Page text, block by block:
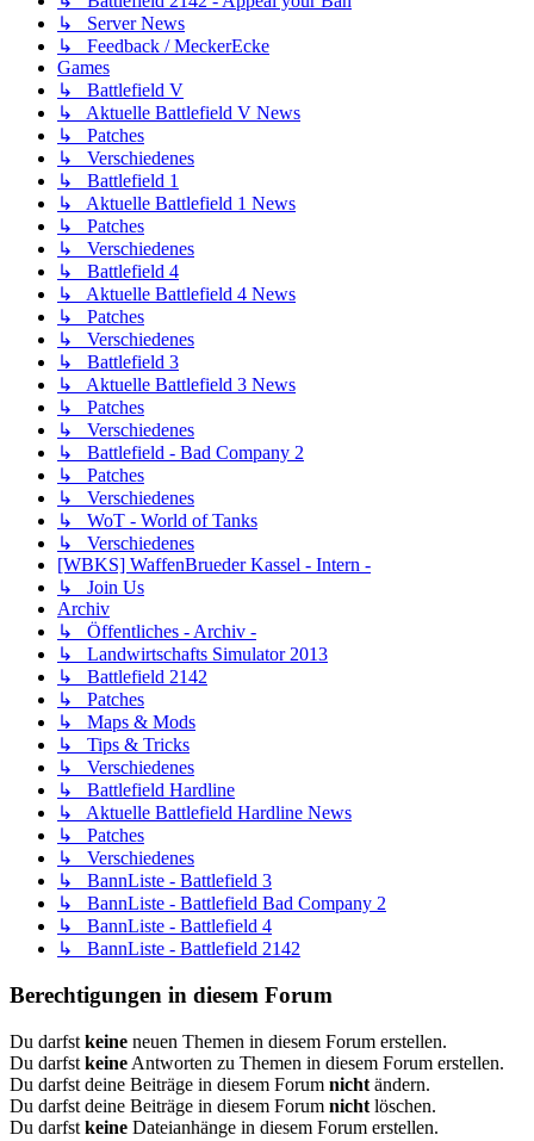
↳ Server News
↳ Feedback / MeckerEcke
Games
↳ Battlefield V
↳ Aktuelle Battlefield V News
↳ Patches
↳ Verschiedenes
↳ Battlefield 1
↳ Aktuelle Battlefield 1 News
↳ Patches
↳ Verschiedenes
↳ Battlefield 4
↳ Aktuelle Battlefield 4 News
↳ Patches
↳ Verschiedenes
↳ Battlefield 3
↳ Aktuelle Battlefield 3 News
↳ Patches
↳ Verschiedenes
↳ Battlefield - Bad Company 2
↳ Patches
↳ Verschiedenes
↳ WoT - World of Tanks
↳ Verschiedenes
[WBKS] WaffenBrueder Kassel - Intern -
↳ Join Us
Archiv
↳ Öffentliches - Archiv -
↳ Landwirtschafts Simulator 2013
↳ Battlefield 2142
↳ Patches
↳ Maps & Mods
↳ Tips & Tricks
↳ Verschiedenes
↳ Battlefield Hardline
↳ Aktuelle Battlefield Hardline News
↳ Patches
↳ Verschiedenes
↳ BannListe - Battlefield 3
↳ BannListe - Battlefield Bad Company 2
↳ BannListe - Battlefield 4
↳ BannListe - Battlefield 2142
Berechtigungen in diesem Forum
Du darfst keine neuen Themen in diesem Forum erstellen.
Du darfst keine Antworten zu Themen in diesem Forum erstellen.
Du darfst deine Beiträge in diesem Forum nicht ändern.
Du darfst deine Beiträge in diesem Forum nicht löschen.
Du darfst keine Dateianhänge in diesem Forum erstellen.